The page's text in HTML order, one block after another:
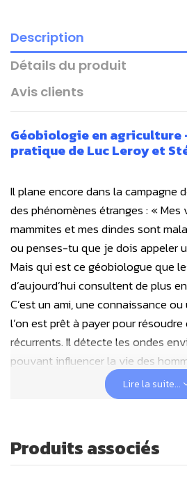
Description
Détails du produit
Avis clients
Géobiologie en agriculture
pratique de Luc Leroy et
Il plane encore dans la campagne
des phénomènes étranges : « Mes
mammites et mes dindes sont
ou penses-tu que je dois appeler
Mais qui est ce géobiologue que
d’aujourd’hui consultent de plus
C’est un ami, une connaissance
l’on est prêt à payer pour
récurrents. Il détecte les ondes
pouvant influencer la vie des
des végétaux et il propose d'en
L'action du géobiologue impacte
productif et économique. Il invite
Lire la suite...
Produits associés